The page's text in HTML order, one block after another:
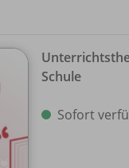
Schule
Sofort